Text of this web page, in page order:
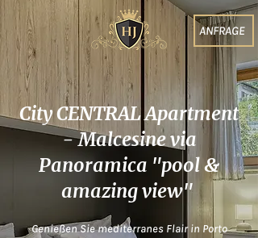
ANFRAGE
City CENTRAL Apartment
- Malcesine via
Panoramica "pool &
amazing view"
Genießen Sie mediterranes Flair in Porto